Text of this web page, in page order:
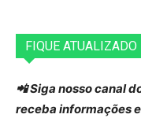
FIQUE ATUALIZADO
📲 Siga nosso canal
receba informações